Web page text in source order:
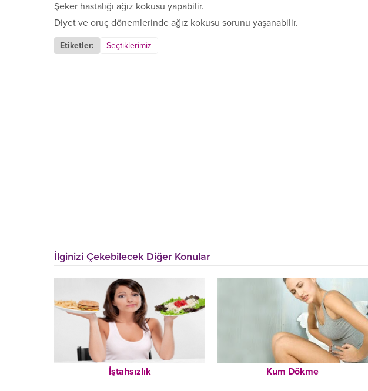
Şeker hastalığı ağız kokusu yapabilir.
Diyet ve oruç dönemlerinde ağız kokusu sorunu yaşanabilir.
Etiketler: Seçtiklerimiz
İlginizi Çekebilecek Diğer Konular
İştahsızlık Kum Dökme